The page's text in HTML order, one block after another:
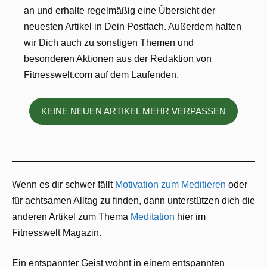
an und erhalte regelmäßig eine Übersicht der
neuesten Artikel in Dein Postfach. Außerdem halten
wir Dich auch zu sonstigen Themen und
besonderen Aktionen aus der Redaktion von
Fitnesswelt.com auf dem Laufenden.
KEINE NEUEN ARTIKEL MEHR VERPASSEN
Wenn es dir schwer fällt Motivation zum Meditieren oder
für achtsamen Alltag zu finden, dann unterstützen dich die
anderen Artikel zum Thema Meditation hier im
Fitnesswelt Magazin.
Ein entspannter Geist wohnt in einem entspannten